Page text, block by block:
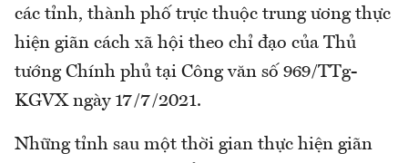
các tỉnh, thành phố trực thuộc trung ương thực
hiện giãn cách xã hội theo chỉ đạo của Thủ
tướng Chính phủ tại Công văn số 969/TTg-
KGVX ngày 17/7/2021.
Những tỉnh sau một thời gian thực hiện giãn